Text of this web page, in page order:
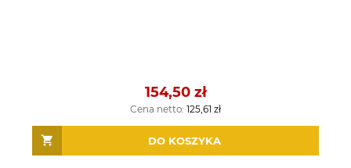
154,50 zł
Cena netto: 125,61 zł
DO KOSZYKA